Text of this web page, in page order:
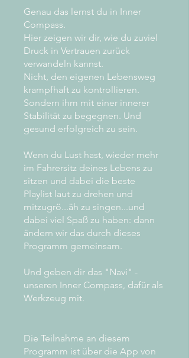
Genau das lernst du in Inner
Compass.
Hier zeigen wir dir, wie du zuviel
Druck in Vertrauen zurück
verwandeln kannst.
Nicht, den eigenen Lebensweg
krampfhaft zu kontrollieren.
Sondern ihm mit einer innerer
Stabilität zu begegnen. Und
gesund erfolgreich zu sein.
Wenn du Lust hast, wieder mehr
im Fahrersitz deines Lebens zu
sitzen und dabei die beste
Playlist laut zu drehen und
mitzugrö...äh zu singen...und
dabei viel Spaß zu haben: dann
ändern wir das durch dieses
Programm gemeinsam.
Und geben dir das "Navi" -
unseren Inner Compass, dafür als
Werkzeug mit.
Die Teilnahme an diesem
Programm ist über die App von